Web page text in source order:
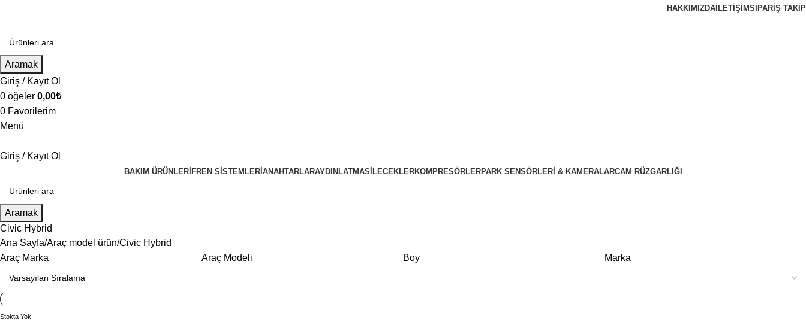
HAKKIMIZDA İLETIŞIMSIPARIŞ TAKIP
Aramak
Giriş / Kayıt Ol
0 öğeler 0,00₺
0 Favorilerim
Menü
Giriş / Kayıt Ol
BAKIM ÜRÜNLERI FREN SISTEMLERI ANAHTARLARAYDINLATMASILECEKLERKOMPRESÖRLERPARK SENSÖRLERI & KAMERALARCAM RÜZGARLIĞI
Aramak
Civic Hybrid
Ana Sayfa Araç model ürün Civic Hybrid
Araç Marka
Araç Modeli Boy Marka
Stokta Yok